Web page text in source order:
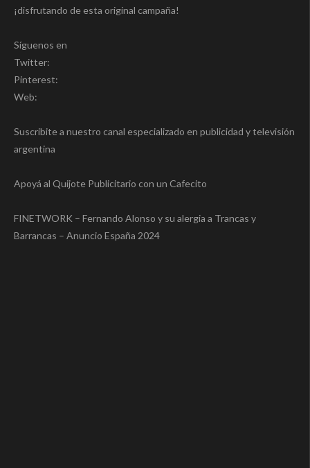
¡disfrutando de esta original campaña!
Síguenos en
Twitter:
Pinterest:
Web:
Suscribite a nuestro canal especializado en publicidad y televisión
argentina
Apoyá al Quijote Publicitario con un Cafecito
FINETWORK – Fernando Alonso y su alergia a Trancas y
Barrancas – Anuncio España 2024